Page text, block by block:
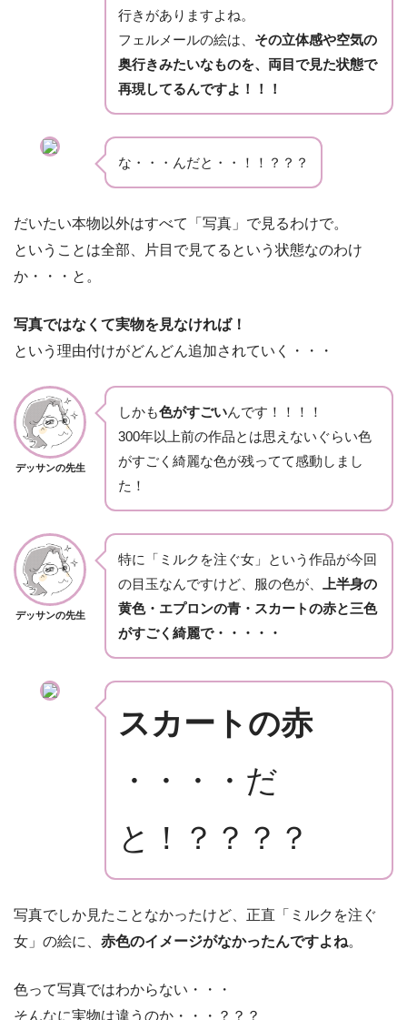
行きがありますよね。
フェルメールの絵は、 その立体感や空気の
奥行きみたいなものを、両目で見た状態で
再現してるんですよ！！！
な・・・んだと・・！！？？？
だいたい本物以外はすべて「写真」で見るわけで。
ということは全部、片目で見てるという状態なのわけ
か・・・と。
写真ではなくて実物を見なければ！
という理由付けがどんどん追加されていく・・・
デッサンの先生
しかも色がすごいんです！！！！
300年以上前の作品とは思えないぐらい色
がすごく綺麗な色が残ってて感動しまし
た！
デッサンの先生
特に「ミルクを注ぐ女」という作品が今回
の目玉なんですけど、服の色が、
上半身の
黄色・エプロンの青・スカートの赤と三色
がすごく綺麗で・・・・・
スカートの赤
・・・・だ
と！？？？？
写真でしか見たことなかったけど、正直「ミルクを注ぐ
女」の絵に、 赤色のイメージがなかったんですよね。
色って写真ではわからない・・・
そんなに実物は違うのか・・・？？？